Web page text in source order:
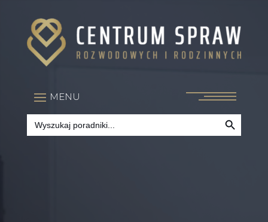
for:
Search Button